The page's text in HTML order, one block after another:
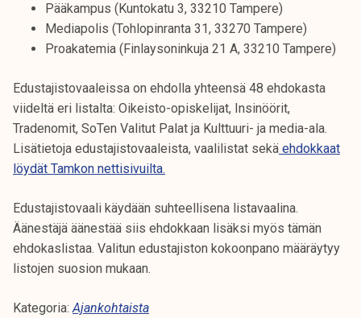
n
t
a
Pääkampus (Kuntokatu 3, 33210 Tampere)
Mediapolis (Tohlopinranta 31, 33270 Tampere)
Proakatemia (Finlaysoninkuja 21 A, 33210 Tampere)
Edustajistovaaleissa on ehdolla yhteensä 48 ehdokasta
viideltä eri listalta: Oikeisto-opiskelijat, Insinöörit,
Tradenomit, SoTen Valitut Palat ja Kulttuuri- ja media-ala.
Lisätietoja edustajistovaaleista, vaalilistat sekä ehdokkaat
löydät Tamkon nettisivuilta.
Edustajistovaali käydään suhteellisena listavaalina.
Äänestäjä äänestää siis ehdokkaan lisäksi myös tämän
ehdokaslistaa. Valitun edustajiston kokoonpano määräytyy
listojen suosion mukaan.
Kategoria:Ajankohtaista